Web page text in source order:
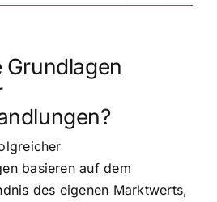
Grundlagen
basieren auf dem
des eigenen Marktwerts,